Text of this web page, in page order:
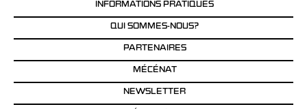
INFORMATIONS PRATIQUES
QUI SOMMES-NOUS?
PARTENAIRES
MÉCÉNAT
NEWSLETTER